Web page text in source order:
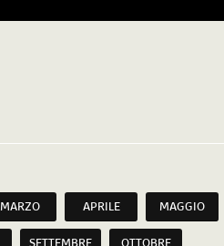
MARZO APRILE MAGGIO